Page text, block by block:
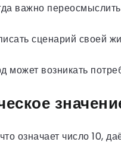
важно
сценарий своей
может возникать
означает число 10,